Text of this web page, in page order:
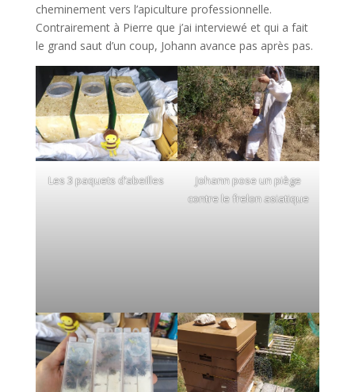
cheminement vers l’apiculture professionnelle.
Contrairement à Pierre que j’ai interviewé et qui a fait
le grand saut d’un coup, Johann avance pas après pas.
Les 3 paquets d’abeilles
Johann pose un piège
contre le frelon asiatique